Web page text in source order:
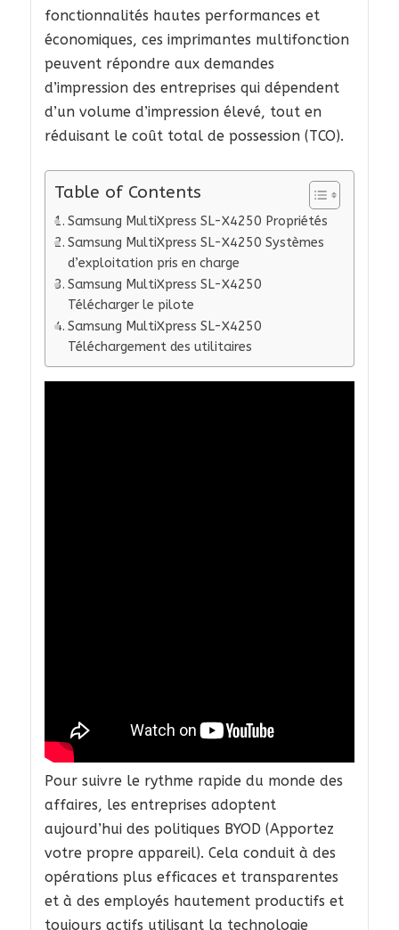
fonctionnalités hautes performances et
économiques, ces imprimantes multifonction
peuvent répondre aux demandes
d’impression des entreprises qui dépendent
d’un volume d’impression élevé, tout en
réduisant le coût total de possession (TCO).
Table of Contents
Samsung MultiXpress SL-X4250 Propriétés
Samsung MultiXpress SL-X4250 Systèmes
d’exploitation pris en charge
Samsung MultiXpress SL-X4250
Télécharger le pilote
Samsung MultiXpress SL-X4250
Téléchargement des utilitaires
Pour suivre le rythme rapide du monde des
affaires, les entreprises adoptent
aujourd’hui des politiques BYOD (Apportez
votre propre appareil). Cela conduit à des
opérations plus efficaces et transparentes
et à des employés hautement productifs et
toujours actifs utilisant la technologie